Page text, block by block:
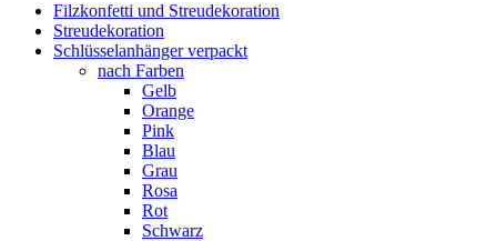
Filzkonfetti und Streudekoration
Streudekoration
Schlüsselanhänger verpackt
nach Farben
Gelb
Orange
Pink
Blau
Grau
Rosa
Rot
Schwarz